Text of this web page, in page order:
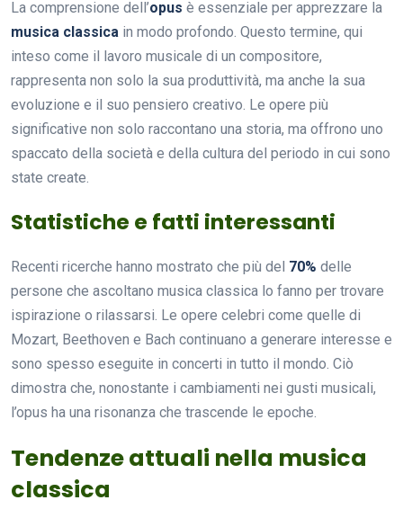
La comprensione dell’opus è essenziale per apprezzare la
musica classica in modo profondo. Questo termine, qui
inteso come il lavoro musicale di un compositore,
rappresenta non solo la sua produttività, ma anche la sua
evoluzione e il suo pensiero creativo. Le opere più
significative non solo raccontano una storia, ma offrono uno
spaccato della società e della cultura del periodo in cui sono
state create.
Statistiche e fatti interessanti
Recenti ricerche hanno mostrato che più del 70% delle
persone che ascoltano musica classica lo fanno per trovare
ispirazione o rilassarsi. Le opere celebri come quelle di
Mozart, Beethoven e Bach continuano a generare interesse e
sono spesso eseguite in concerti in tutto il mondo. Ciò
dimostra che, nonostante i cambiamenti nei gusti musicali,
l’opus ha una risonanza che trascende le epoche.
Tendenze attuali nella musica
classica